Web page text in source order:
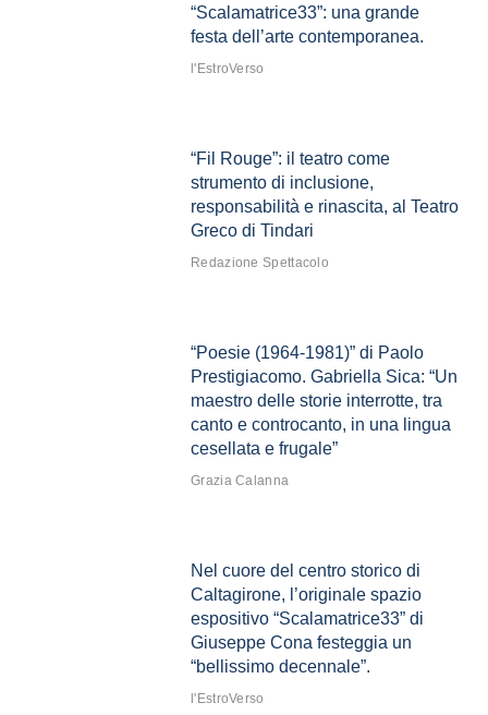
“Scalamatrice33”: una grande
festa dell’arte contemporanea.
l'EstroVerso
“Fil Rouge”: il teatro come
strumento di inclusione,
responsabilità e rinascita, al Teatro
Greco di Tindari
Redazione Spettacolo
“Poesie (1964-1981)” di Paolo
Prestigiacomo. Gabriella Sica: “Un
maestro delle storie interrotte, tra
canto e controcanto, in una lingua
cesellata e frugale”
Grazia Calanna
Nel cuore del centro storico di
Caltagirone, l’originale spazio
espositivo “Scalamatrice33” di
Giuseppe Cona festeggia un
“bellissimo decennale”.
l'EstroVerso